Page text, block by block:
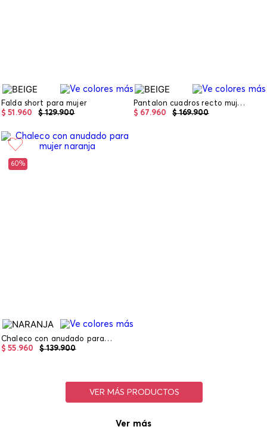
Falda short para mujer
$ 129.900
$ 51 .960
Pantalon cuadros recto mujer
$ 169.900
$ 67.960
60%
Chaleco con anudado para mujer
$ 139.900
$ 55.960
Ver más